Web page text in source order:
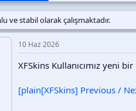
e
e
ve stabil olarak çalışmaktadır.
10 Haz 2026
XFSkins Kullanıcımız yeni
[plain[XFSkins] Previous /